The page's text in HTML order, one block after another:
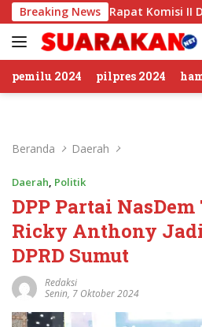
Langsung
ke
konten
Breaking News
Buntut Rapat Komisi II Dipimpin
pemilu 2024 pilpres 2024
Beranda Daerah
Daerah, Politik
DPP Partai
Ricky Anthony
DPRD Sumut
Redaksi
Senin, 7 Oktober 2024